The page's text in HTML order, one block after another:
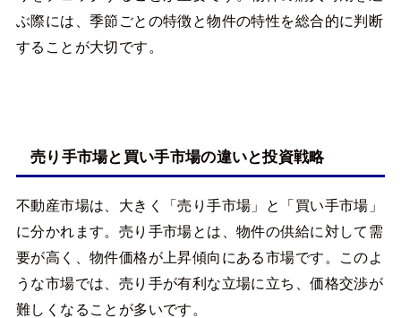
ぶ際には、季節ごとの特徴と物件の特性を総合的に判断
することが大切です。
売り手市場と買い手市場の違いと投資戦略
不動産市場は、大きく「売り手市場」と「買い手市場」
に分かれます。売り手市場とは、物件の供給に対して需
要が高く、物件価格が上昇傾向にある市場です。このよ
うな市場では、売り手が有利な立場に立ち、価格交渉が
難しくなることが多いです。